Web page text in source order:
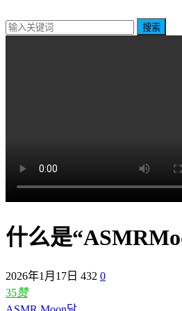
搜索
什么是
2026年1月17日 432 0
35赞